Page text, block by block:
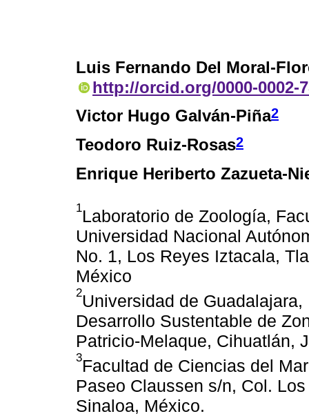
Luis Fernando Del Moral-
http://orcid.org/0000-0002-
Victor Hugo Galván-Piña2
Teodoro Ruiz-Rosas2
Enrique Heriberto Zazueta-
1Laboratorio de Zoología,
Universidad Nacional
No. 1, Los Reyes Iztacala,
México
2Universidad de
Desarrollo Sustentable de
Patricio-Melaque, Cihuatlán,
3Facultad de Ciencias del
Paseo Claussen s/n, Col.
Sinaloa, México.